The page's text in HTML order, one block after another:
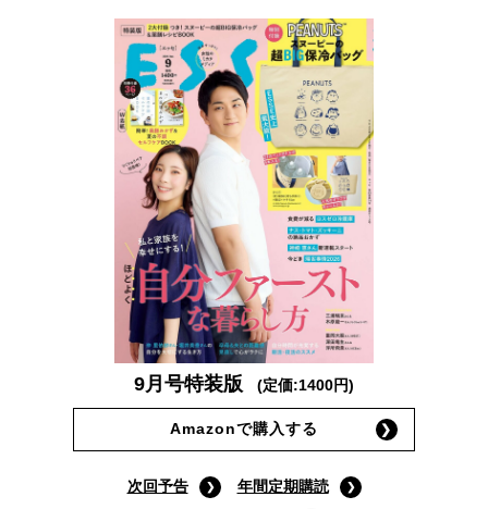
9月号特装版 (定価:1400円)
Amazonで購入する
次回予告
年間定期購読